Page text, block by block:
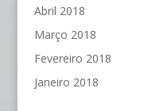
Abril 2018
Março 2018
Fevereiro 2018
Janeiro 2018